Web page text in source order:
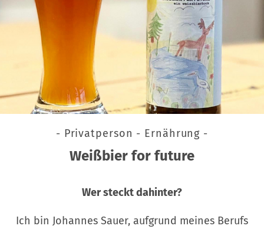
- Privatperson - Ernährung -
Weißbier for future
Wer steckt dahinter?
Ich bin Johannes Sauer, aufgrund meines Berufs